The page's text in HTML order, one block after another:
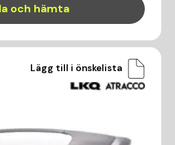
och hämta
Lägg till i önskelista